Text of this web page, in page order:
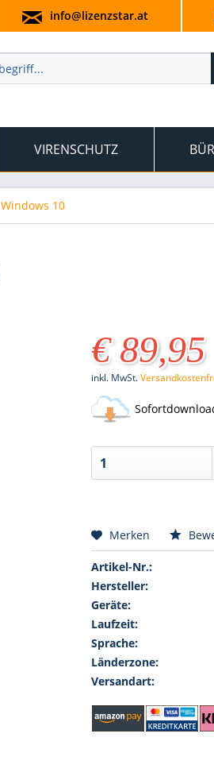
info@lizenzstar.at
VIRENSCHUTZ
Windows 10
€ 89,95
inkl. MwSt.
Merken
Artikel-Nr.:
Hersteller:
Geräte:
Laufzeit:
Sprache:
Länderzone:
Versandart: